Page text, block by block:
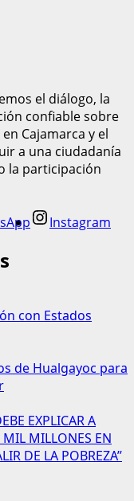
el diálogo, la
confiable sobre
Cajamarca y el
a una ciudadanía
la participación
Instagram
con Estados
de Hualgayoc para
EXPLICAR A
MIL MILLONES EN
DE LA POBREZA”